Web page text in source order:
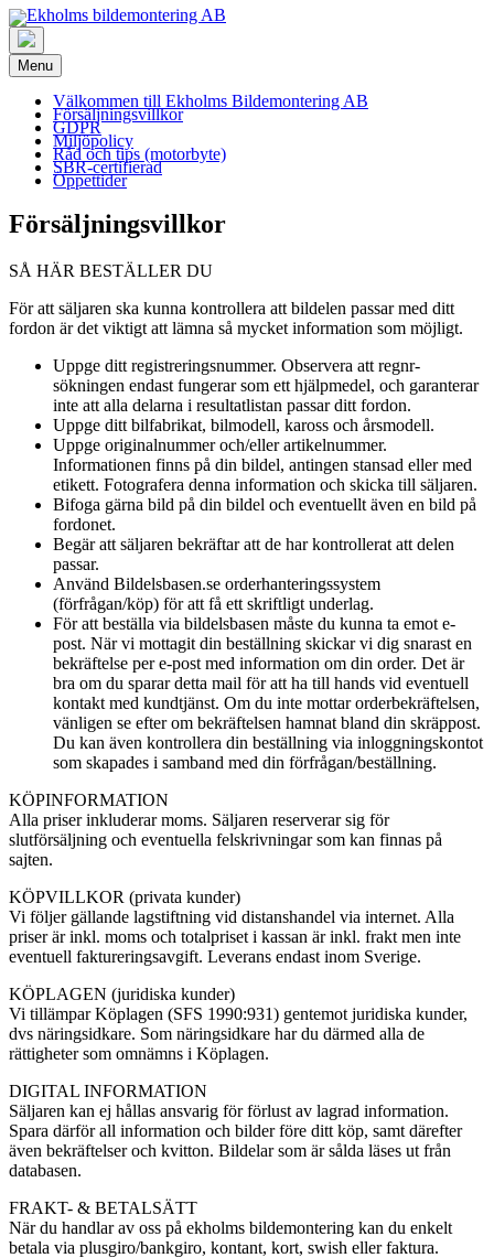
Menu
Välkommen till Ekholms Bildemontering AB
Försäljningsvillkor
GDPR
Miljöpolicy
Råd och tips (motorbyte)
SBR-certifierad
Öppettider
Ekholms
bildemontering
AB
Skip
to
Försäljningsvillkor
SÅ HÄR BESTÄLLER DU
För att säljaren ska kunna kontrollera att bildelen passar med ditt
fordon är det viktigt att lämna så mycket information som möjligt.
Uppge ditt registreringsnummer. Observera att regnr-
sökningen endast fungerar som ett hjälpmedel, och garanterar
inte att alla delarna i resultatlistan passar ditt fordon.
Uppge ditt bilfabrikat, bilmodell, kaross och årsmodell.
Uppge originalnummer och/eller artikelnummer.
Informationen finns på din bildel, antingen stansad eller med
etikett. Fotografera denna information och skicka till säljaren.
Bifoga gärna bild på din bildel och eventuellt även en bild på
fordonet.
Begär att säljaren bekräftar att de har kontrollerat att delen
passar.
Använd Bildelsbasen.se orderhanteringssystem
(förfrågan/köp) för att få ett skriftligt underlag.
För att beställa via bildelsbasen måste du kunna ta emot e-
post. När vi mottagit din beställning skickar vi dig snarast en
bekräftelse per e-post med information om din order. Det är
bra om du sparar detta mail för att ha till hands vid eventuell
kontakt med kundtjänst. Om du inte mottar orderbekräftelsen,
vänligen se efter om bekräftelsen hamnat bland din skräppost.
Du kan även kontrollera din beställning via inloggningskontot
som skapades i samband med din förfrågan/beställning.
KÖPINFORMATION
Alla priser inkluderar moms. Säljaren reserverar sig för
slutförsäljning och eventuella felskrivningar som kan finnas på
sajten.
KÖPVILLKOR (privata kunder)
Vi följer gällande lagstiftning vid distanshandel via internet. Alla
priser är inkl. moms och totalpriset i kassan är inkl. frakt men inte
eventuell faktureringsavgift. Leverans endast inom Sverige.
KÖPLAGEN (juridiska kunder)
Vi tillämpar Köplagen (SFS 1990:931) gentemot juridiska kunder,
dvs näringsidkare. Som näringsidkare har du därmed alla de
rättigheter som omnämns i Köplagen.
DIGITAL INFORMATION
Säljaren kan ej hållas ansvarig för förlust av lagrad information.
Spara därför all information och bilder före ditt köp, samt därefter
även bekräftelser och kvitton. Bildelar som är sålda läses ut från
databasen.
FRAKT- & BETALSÄTT
När du handlar av oss på ekholms bildemontering kan du enkelt
betala via plusgiro/bankgiro, kontant, kort, swish eller faktura.